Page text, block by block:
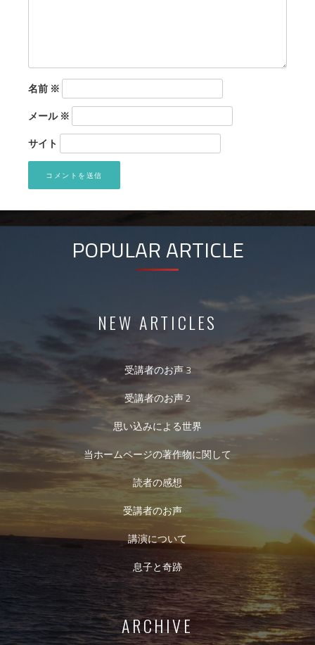
名前 ※
メール※
サイト
POPULAR ARTICLE
NEW ARTICLES
受講者のお声 3
受講者のお声 2
思い込みによる世界
当ホームページの著作物に関して
読者の感想
受講者のお声
講演について
息子と奇跡
ARCHIVE